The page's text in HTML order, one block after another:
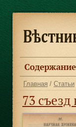
Содержание
Главная / Статьи
73